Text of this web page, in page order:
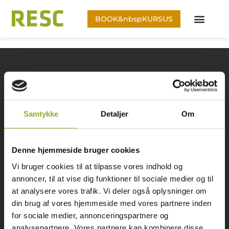
Samtykke Detaljer Om
Denne hjemmeside bruger cookies
Vi bruger cookies til at tilpasse vores indhold og
annoncer, til at vise dig funktioner til sociale medier og til
at analysere vores trafik. Vi deler også oplysninger om
din brug af vores hjemmeside med vores partnere inden
for sociale medier, annonceringspartnere og
BOOK&nbspKURSUS
BOOK COURSE
Contact